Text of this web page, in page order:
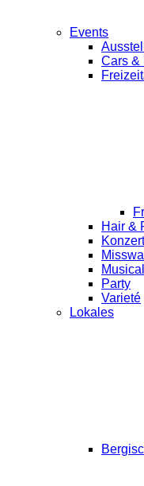
Events
Cars &
Hair &
Party
Varieté
Lokales